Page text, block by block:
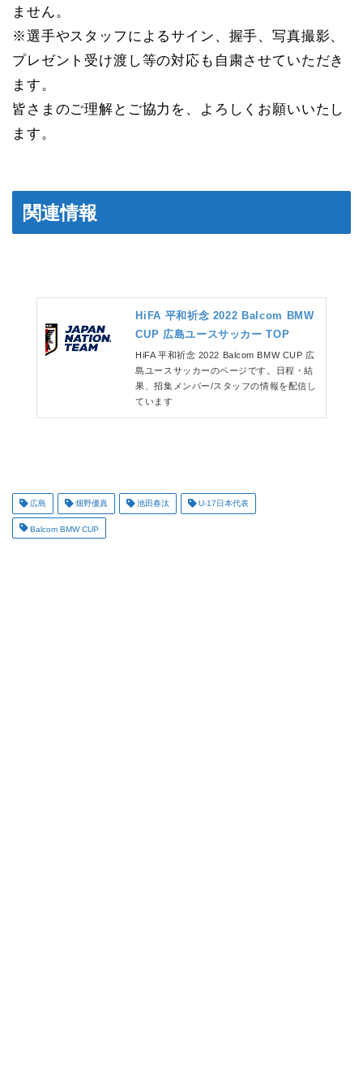
ません。
※選手やスタッフによるサイン、握手、写真撮影、
プレゼント受け渡し等の対応も自粛させていただき
ます。
皆さまのご理解とご協力を、よろしくお願いいたし
ます。
関連情報
HiFA 平和祈念 2022 Balcom BMW
CUP 広島ユースサッカー TOP
HiFA 平和祈念 2022 Balcom BMW CUP 広
島ユースサッカーのページです。日程・結
果、招集メンバー/スタッフの情報を配信し
ています
広島 畑野優真 池田春汰 U-17日本代表
Balcom BMW CUP